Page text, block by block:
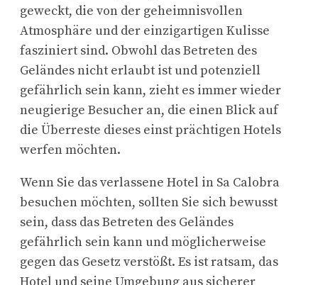
geweckt, die von der geheimnisvollen
Atmosphäre und der einzigartigen Kulisse
fasziniert sind. Obwohl das Betreten des
Geländes nicht erlaubt ist und potenziell
gefährlich sein kann, zieht es immer wieder
neugierige Besucher an, die einen Blick auf
die Überreste dieses einst prächtigen Hotels
werfen möchten.
Wenn Sie das verlassene Hotel in Sa Calobra
besuchen möchten, sollten Sie sich bewusst
sein, dass das Betreten des Geländes
gefährlich sein kann und möglicherweise
gegen das Gesetz verstößt. Es ist ratsam, das
Hotel und seine Umgebung aus sicherer